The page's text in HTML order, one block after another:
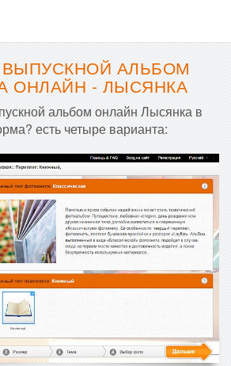
ВЫПУСКНОЙ АЛЬБОМ
ОНЛАЙН - ЛЫСЯНКА
альбом онлайн Лысянка в
есть четыре варианта: